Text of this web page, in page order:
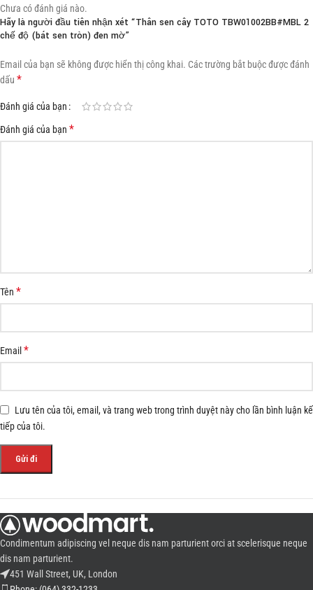
Chưa có đánh giá nào.
Hãy là người đầu tiên nhận xét “Thân sen cây TOTO TBW01002BB#MBL 2
chế độ (bát sen tròn) đen mờ”
Email của bạn sẽ không được hiển thị công khai. Các trường bắt buộc được đánh
dấu *
Đánh giá của bạn
Đánh giá của bạn *
Tên *
Email*
Lưu tên của tôi, email, và trang web trong trình duyệt này cho lần bình luận kế
tiếp của tôi.
Condimentum adipiscing vel neque dis nam parturient orci at scelerisque neque
dis nam parturient.
451 Wall Street, UK, London